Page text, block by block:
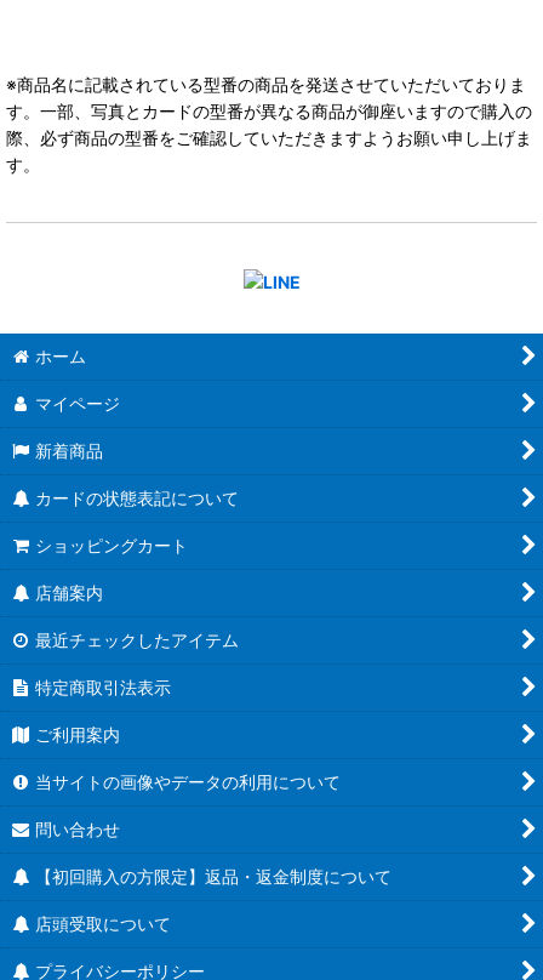
※商品名に記載されている型番の商品を発送させていただいておりま
す。一部、写真とカードの型番が異なる商品が御座いますので購入の
際、必ず商品の型番をご確認していただきますようお願い申し上げま
す。
ホーム
マイページ
新着商品
カードの状態表記について
ショッピングカート
店舗案内
最近チェックしたアイテム
特定商取引法表示
ご利用案内
当サイトの画像やデータの利用について
問い合わせ
【初回購入の方限定】返品・返金制度について
店頭受取について
プライバシーポリシー